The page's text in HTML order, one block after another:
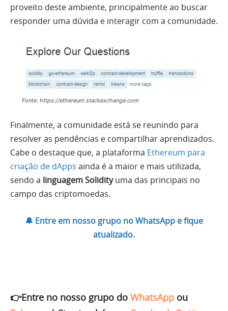
proveito deste ambiente, principalmente ao buscar
responder uma dúvida e interagir com a comunidade.
Fonte: https://ethereum.stackexchange.com
Finalmente, a comunidade está se reunindo para
resolver as pendências e compartilhar aprendizados.
Cabe o destaque que, a plataforma Ethereum para
criação de dApps ainda é a maior e mais utilizada,
sendo a linguagem Solidityuma das principais no
campo das criptomoedas.
🔔 Entre em nosso grupo no WhatsApp e fique
atualizado.
👉Entre no nosso grupo do WhatsApp ou